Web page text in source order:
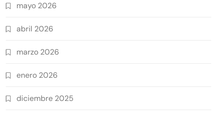
mayo 2026
abril 2026
marzo 2026
enero 2026
diciembre 2025